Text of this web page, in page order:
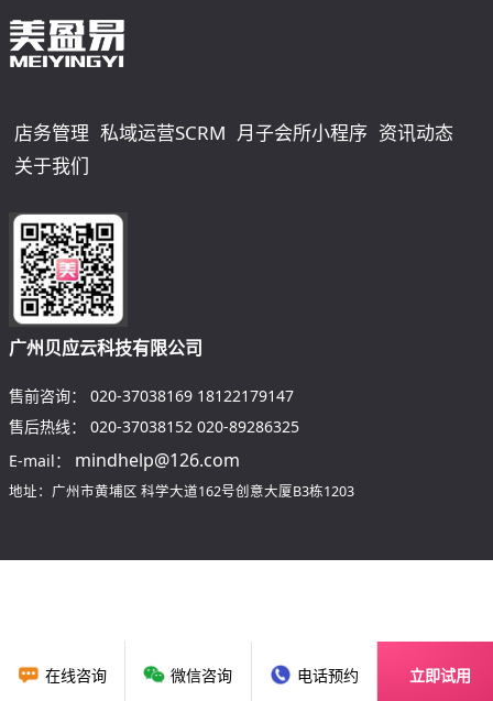
在线咨询 微信咨询 电话预约 立即试用
店务管理 私域运营SCRM 月子会所小程序 资讯动态
关于我们
广州贝应云科技有限公司
售前咨询： 020-37038169 18122179147
售后热线：
020-37038152 020-89286325
E-mail：
mindhelp@126.com
地址：广州市黄埔区 科学大道162号创意大厦B3栋1203